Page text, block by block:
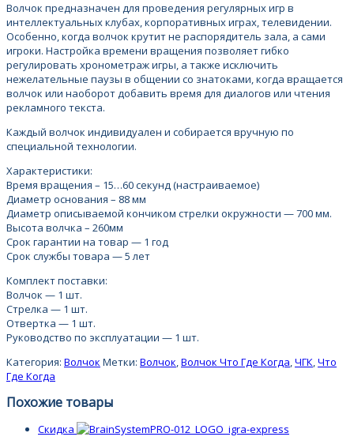
Волчок предназначен для проведения регулярных игр в
интеллектуальных клубах, корпоративных играх, телевидении.
Особенно, когда волчок крутит не распорядитель зала, а сами
игроки. Настройка времени вращения позволяет гибко
регулировать хронометраж игры, а также исключить
нежелательные паузы в общении со знатоками, когда вращается
волчок или наоборот добавить время для диалогов или чтения
рекламного текста.
Каждый волчок индивидуален и собирается вручную по
специальной технологии.
Характеристики:
Время вращения – 15…60 секунд (настраиваемое)
Диаметр основания – 88 мм
Диаметр описываемой кончиком стрелки окружности — 700 мм.
Высота волчка – 260мм
Срок гарантии на товар — 1 год
Срок службы товара — 5 лет
Комплект поставки:
Волчок — 1 шт.
Стрелка — 1 шт.
Отвертка — 1 шт.
Руководство по эксплуатации — 1 шт.
Категория: Волчок Метки: Волчок,Волчок Что Где Когда,ЧГК,Что
Где Когда
Похожие товары
Скидка